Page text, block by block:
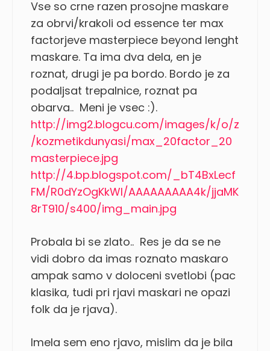
Vse so crne razen prosojne maskare
za obrvi/krakoli od essence ter max
factorjeve masterpiece beyond lenght
maskare. Ta ima dva dela, en je
roznat, drugi je pa bordo. Bordo je za
podaljsat trepalnice, roznat pa
obarva.. Meni je vsec :).
http://img2.blogcu.com/images/k/o/z
/kozmetikdunyasi/max_20factor_20
masterpiece.jpg
http://4.bp.blogspot.com/_bT4BxLecf
FM/R0dYzOgKkWI/AAAAAAAAA4k/jjaMK
8rT910/s400/img_main.jpg
Probala bi se zlato.. Res je da se ne
vidi dobro da imas roznato maskaro
ampak samo v doloceni svetlobi (pac
klasika, tudi pri rjavi maskari ne opazi
folk da je rjava).
Imela sem eno rjavo, mislim da je bila